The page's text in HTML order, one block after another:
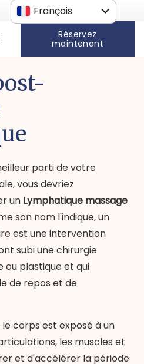
Français
AnglaisRéservez
maintenant
parti de votre
vous devriez
un Lymphatique massage
son nom l'indique, un
est une intervention
subi une chirurgie
ou plastique et qui
de repos et de
corps est exposé à un
les muscles et
et d'accélérer la période